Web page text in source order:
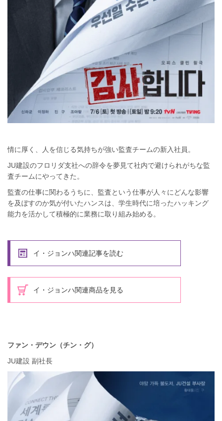
情に厚く、人を信じる気持ちが強い監査チームの新入社員。
JU建設のフロリダ支社への辞令を夢見て社内で避けられがちな監
査チームにやってきた。
監査の仕事に関わるうちに、監査という仕事が人々にどんな影響
を及ぼすのか気が付いたハンスは、学生時代に培ったハッキング
能力を活かして積極的に業務に取り組み始める。
イ・ジョンハ関連記事を読む
イ・ジョンハ関連商品を見る
ファン・デウン（チン・グ）
JU建設 副社長